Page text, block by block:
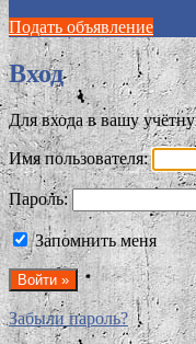
Подать объявление
Вход
Для входа в вашу
Имя пользователя:
Пароль:
Запомнить меня
Забыли пароль?